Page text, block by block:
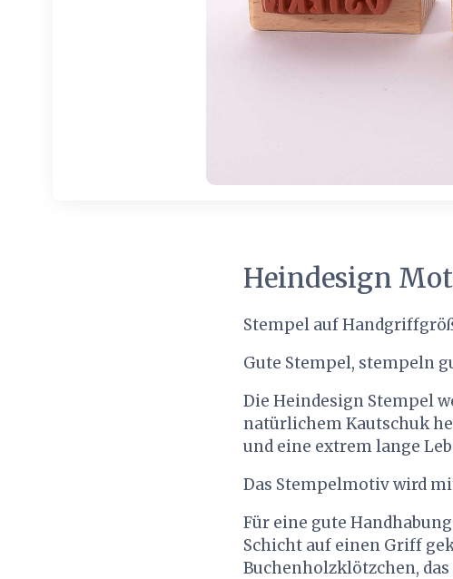
Heindesign
Stempel auf
Gute Stempel, stempeln
Die Heindesign Stempel
natürlichem Kautschuk
und eine extrem lange
Das Stempelmotiv wird
Für eine gute
Schicht auf einen Griff
Buchenholzklötzchen,